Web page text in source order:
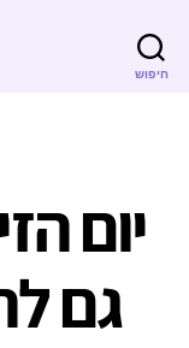
חיפוש
יום
גם